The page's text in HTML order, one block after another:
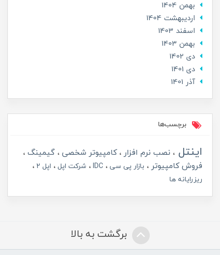
بهمن 1404
ارديبهشت 1404
اسفند 1403
بهمن 1403
دی 1402
دی 1401
آذر 1401
برچسب‌ها
اینتل نصب نرم افزار کامپیوتر شخصی
گیمینگ
فروش کامپیوتر
بازار پی سی IDC شرکت اپل
اپل 2
ریزرایانه ها
برگشت به بالا